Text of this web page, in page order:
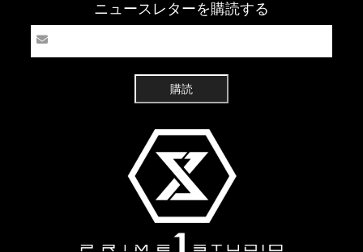
ニュースレターを購読する
購読